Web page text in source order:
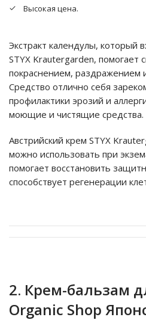
Высокая цена.
Экстракт календулы, который
STYX Krautergarden, помогает
покраснением,
Средство отлично себя
профилактики эрозий и
моющие и чистящие средства.
Австрийский крем STYX
можно использовать при
помогает восстановить
способствует регенерации
2. Крем-бальзам
Organic Shop